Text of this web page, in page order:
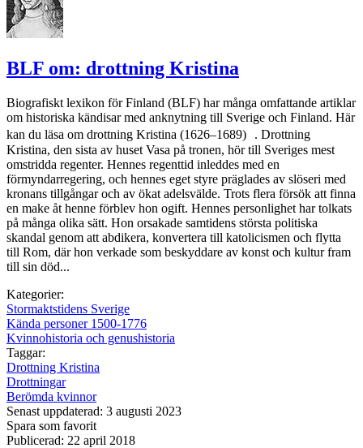
BLF om: drottning Kristina
Biografiskt lexikon för Finland (BLF) har många omfattande artiklar
om historiska kändisar med anknytning till Sverige och Finland. Här
kan du läsa om drottning Kristina (1626–1689) . Drottning
Kristina, den sista av huset Vasa på tronen, hör till Sveriges mest
omstridda regenter. Hennes regenttid inleddes med en
förmyndarregering, och hennes eget styre präglades av slöseri med
kronans tillgångar och av ökat adelsvälde. Trots flera försök att finna
en make åt henne förblev hon ogift. Hennes personlighet har tolkats
på många olika sätt. Hon orsakade samtidens största politiska
skandal genom att abdikera, konvertera till katolicismen och flytta
till Rom, där hon verkade som beskyddare av konst och kultur fram
till sin död...
Kategorier:
Stormaktstidens Sverige
Kända personer 1500-1776
Kvinnohistoria och genushistoria
Taggar:
Drottning Kristina
Drottningar
Berömda kvinnor
Senast uppdaterad: 3 augusti 2023
Spara som favorit
Publicerad: 22 april 2018